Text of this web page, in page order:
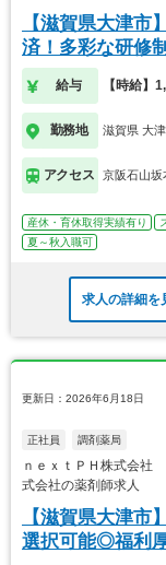
【滋賀県大津市
済！多彩な研修
ます
給与 【時給】
勤務地 滋賀県 大
アクセス 京阪石山坂
産休・育休取得実績有り
夏～秋入職可
求人の詳細を
更新日：2026年6月18日
正社員 調剤薬局
ｎｅｘｔＰＨ株式会
式会社の薬剤師求人
【滋賀県大津市
選択可能◎福利